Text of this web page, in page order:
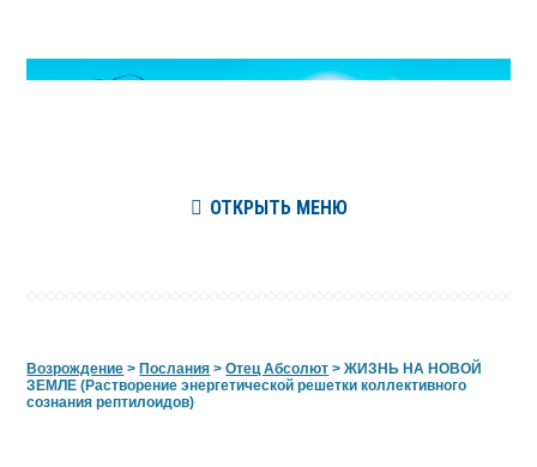
ОТКРЫТЬ МЕНЮ
Возрождение >Послания >Отец Абсолют >ЖИЗНЬ НА НОВОЙ
ЗЕМЛЕ (Растворение энергетической решетки коллективного
сознания рептилоидов)